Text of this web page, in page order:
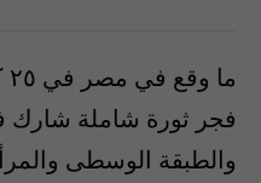
فجر ثورة شاملة شارك
والطبقة الوسطى